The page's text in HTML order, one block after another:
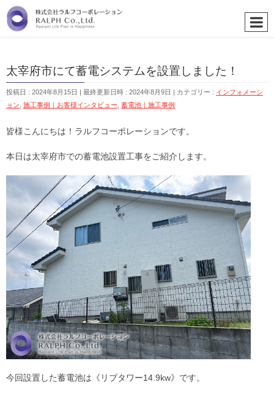
太宰府市にて蓄電システムを設置しました！
投稿日 : 2024年8月15日 最終更新日時 : 2024年8月9日 カテゴリー : インフォメーシ
ョン 施工事例｜お客様インタビュー 蓄電池｜施工事例
皆様こんにちは！ラルフコーポレーションです。
本日は太宰府市での蓄電池設置工事をご紹介します。
今回設置した蓄電池は《リブタワー14.9kw》です。